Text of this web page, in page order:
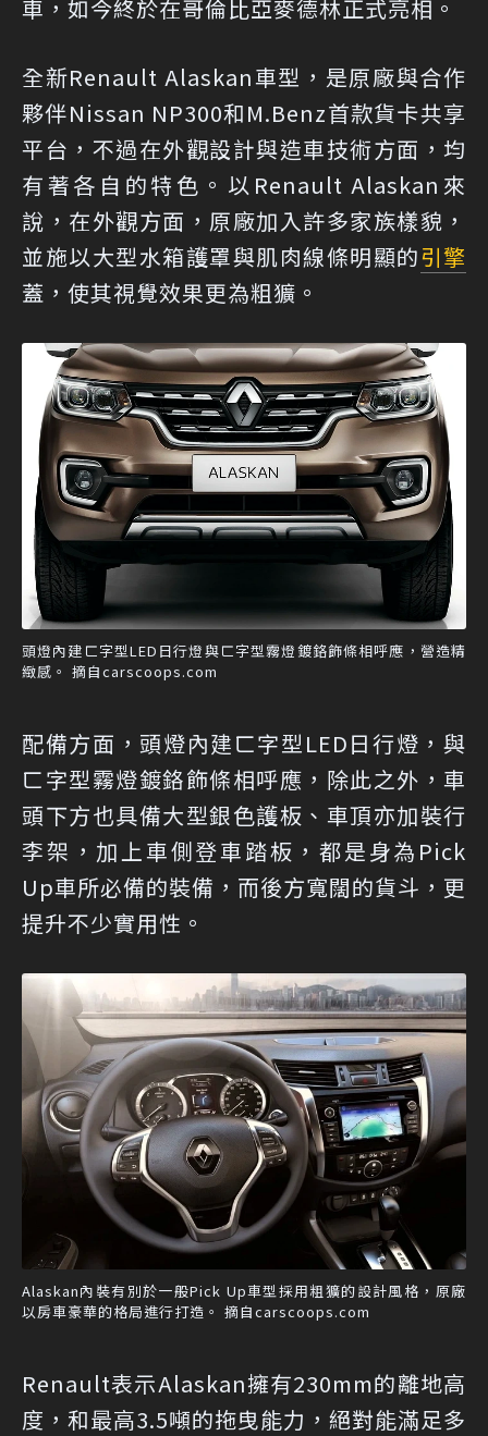
車，如今終於在哥倫比亞麥德林正式亮相。
全新Renault Alaskan車型，是原廠與合作
夥伴Nissan NP300和M.Benz首款貨卡共享
平台，不過在外觀設計與造車技術方面，均
有著各自的特色。以Renault Alaskan來
說，在外觀方面，原廠加入許多家族樣貌，
並施以大型水箱護罩與肌肉線條明顯的引擎
蓋，使其視覺效果更為粗獷。
頭燈內建ㄈ字型LED日行燈與ㄈ字型霧燈鍍鉻飾條相呼應，營造精
緻感。 摘自carscoops.com
配備方面，頭燈內建ㄈ字型LED日行燈，與
ㄈ字型霧燈鍍鉻飾條相呼應，除此之外，車
頭下方也具備大型銀色護板、車頂亦加裝行
李架，加上車側登車踏板，都是身為Pick
Up車所必備的裝備，而後方寬闊的貨斗，更
提升不少實用性。
Alaskan內裝有別於一般Pick Up車型採用粗獷的設計風格，原廠
以房車豪華的格局進行打造。 摘自carscoops.com
Renault表示Alaskan擁有230mm的離地高
度，和最高3.5噸的拖曳能力，絕對能滿足多